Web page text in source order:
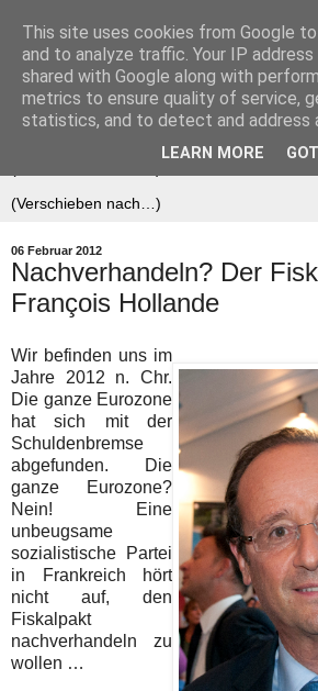
Der (europäische)
Föderalist
06 Februar 2012
Nachverhandeln? Der
François Hollande
Wir befinden uns im
Jahre 2012 n. Chr.
Die ganze Eurozone
hat sich mit der
Schuldenbremse
abgefunden. Die
ganze Eurozone?
Nein! Eine
unbeugsame
sozialistische Partei
in Frankreich hört
nicht auf, den
Fiskalpakt
nachverhandeln zu
wollen …
This site uses cookies from Google
and to analyze traffic. Your IP
shared with Google along with
metrics to ensure quality of service,
statistics, and to detect and address
LEARN MORE